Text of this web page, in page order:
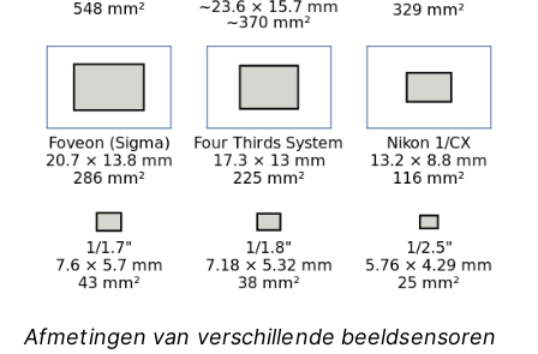
Afmetingen van verschillende beeldsensoren